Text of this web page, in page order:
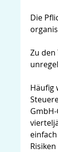
Die
Zu
Häufig